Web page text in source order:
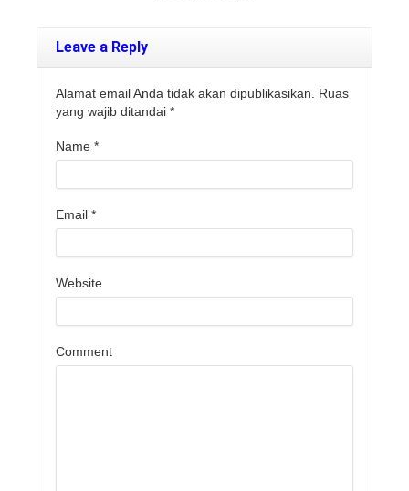
Leave a Reply
Alamat email Anda tidak akan dipublikasikan. Ruas
yang wajib ditandai *
Name *
Email *
Website
Comment